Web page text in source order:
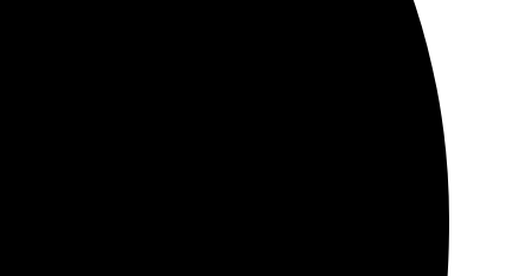
сайт и быстро оформила. Получила отличный
сделали быстро и качественно. Результат